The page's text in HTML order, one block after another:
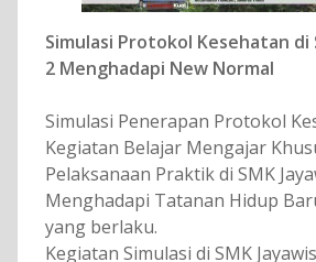
Simulasi Protokol Kesehatan di
2 Menghadapi New Normal
Simulasi Penerapan Protokol
Kegiatan Belajar Mengajar
Pelaksanaan Praktik di SMK
Menghadapi Tatanan Hidup
yang berlaku.
Kegiatan Simulasi di SMK